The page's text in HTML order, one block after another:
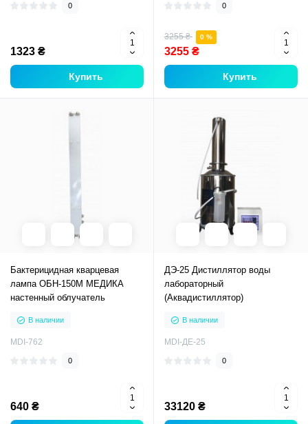
0
1323 ₴
Купить
0
3255 ₴ 0 %
3255 ₴
Купить
Бактерицидная кварцевая
лампа ОБН-150М МЕДИКА
настенный облучатель
В наличии
MDI-762
0
640 ₴
ДЭ-25 Дистиллятор воды
лабораторный
(Аквадистиллятор)
В наличии
MDI-ДЕ-25
0
33120 ₴